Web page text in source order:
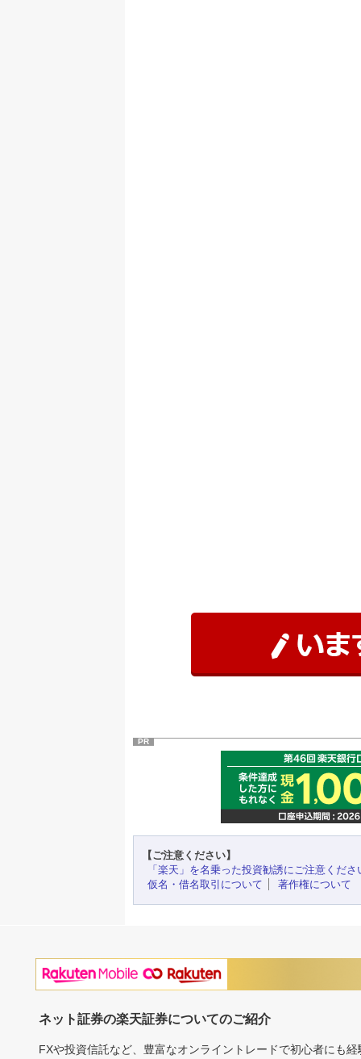
PR
【ご注意ください】
「楽天」を名乗った投資勧誘にご注意くださ
仮名・借名取引について
著作権について
ネット証券の楽天証券についてのご紹介
FXや投資信託など、豊富なオンライントレードで初心者にも